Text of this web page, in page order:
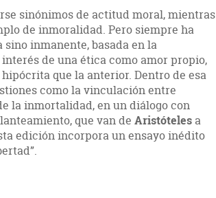
sinónimos de actitud moral, mientras
de inmoralidad. Pero siempre ha
inmanente, basada en la
de una ética como amor propio,
que la anterior. Dentro de esa
como la vinculación entre
la inmortalidad, en un diálogo con
que van de Aristóteles a
edición incorpora un ensayo inédito